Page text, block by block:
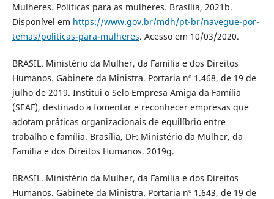
Mulheres. Políticas para as mulheres. Brasília, 2021b.
Disponível em https://www.gov.br/mdh/pt-br/navegue-por-
temas/politicas-para-mulheres. Acesso em 10/03/2020.
BRASIL. Ministério da Mulher, da Família e dos Direitos
Humanos. Gabinete da Ministra. Portaria nº 1.468, de 19 de
julho de 2019. Institui o Selo Empresa Amiga da Família
(SEAF), destinado a fomentar e reconhecer empresas que
adotam práticas organizacionais de equilíbrio entre
trabalho e família. Brasília, DF: Ministério da Mulher, da
Família e dos Direitos Humanos. 2019g.
BRASIL. Ministério da Mulher, da Família e dos Direitos
Humanos. Gabinete da Ministra. Portaria nº 1.643, de 19 de